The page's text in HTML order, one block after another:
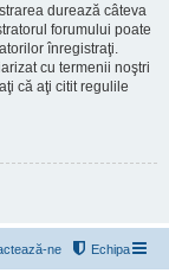
durează câteva
forumului poate
înregistraţi.
cu termenii noştri
că aţi citit regulile
Echipa
ne